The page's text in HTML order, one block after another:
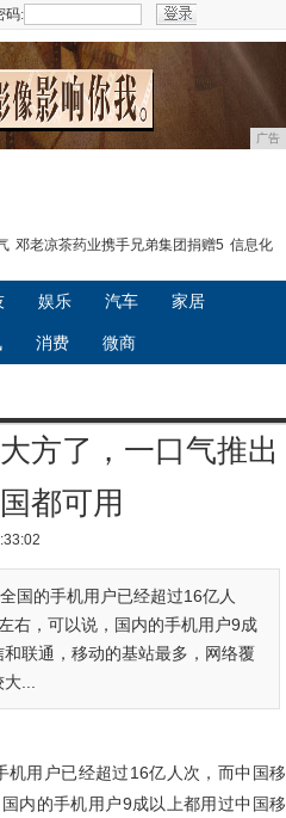
码:
广告
邓老凉茶药业携手兄弟集团捐赠5 信息化
娱乐 汽车 家居
消费 微商
方了，一口气推出
都可用
国的手机用户已经超过16亿人
右，可以说，国内的手机用户9成
联通，移动的基站最多，网络覆
...
用户已经超过16亿人次，而中国移
内的手机用户9成以上都用过中国移